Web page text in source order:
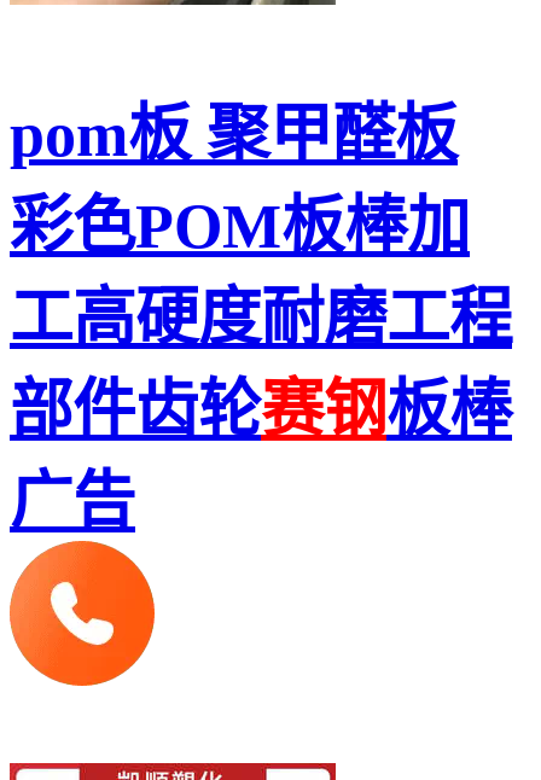
pom板 聚甲醛板
彩色POM板棒加
工高硬度耐磨工程
部件齿轮赛钢板棒
广告